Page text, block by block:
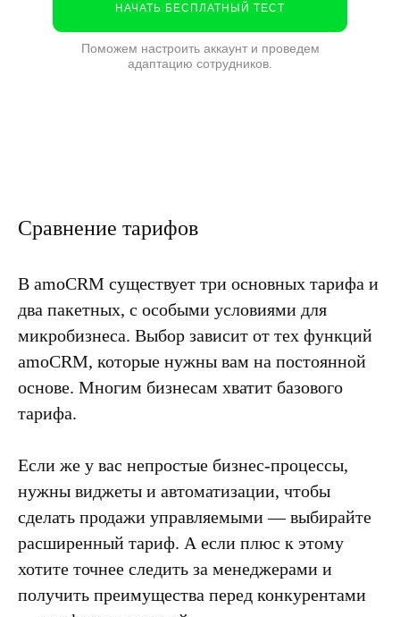
НАЧАТЬ БЕСПЛАТНЫЙ ТЕСТ
Поможем настроить аккаунт и проведем
адаптацию сотрудников.
Сравнение тарифов
В amoCRM существует три основных тарифа и
два пакетных, с особыми условиями для
микробизнеса. Выбор зависит от тех функций
amoCRM, которые нужны вам на постоянной
основе. Многим бизнесам хватит базового
тарифа.
Если же у вас непростые бизнес-процессы,
нужны виджеты и автоматизации, чтобы
сделать продажи управляемыми — выбирайте
расширенный тариф. А если плюс к этому
хотите точнее следить за менеджерами и
получить преимущества перед конкурентами